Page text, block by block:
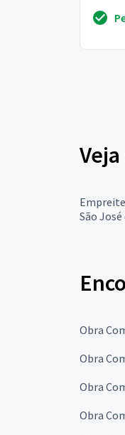
São
Obra
Obra
Obra
Obra